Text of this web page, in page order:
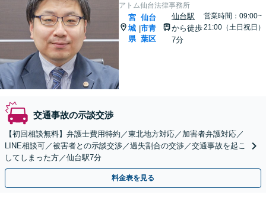
アトム仙台法律事務所
宮
城
県
|
仙台
市青
葉区
仙台駅
から徒歩
7分
営業時間：09:00~
21:00（土日祝日）
交通事故の示談交渉
【初回相談無料】弁護士費用特約／東北地方対応／加害者弁護対応／
LINE相談可／被害者との示談交渉／過失割合の交渉／交通事故を起こ
してしまった方／仙台駅7分
料金表を見る